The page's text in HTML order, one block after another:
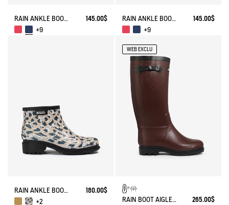
RAIN ANKLE BOOT FULFEEL
145.00$
+9
RAIN ANKLE BOOT FULFEEL
145.00$
+9
RAIN ANKLE BOOT FULFEEL
180.00$
+2
WEB EXCLU
RAIN BOOT AIGLENTINE FUR-LINED 265.00$